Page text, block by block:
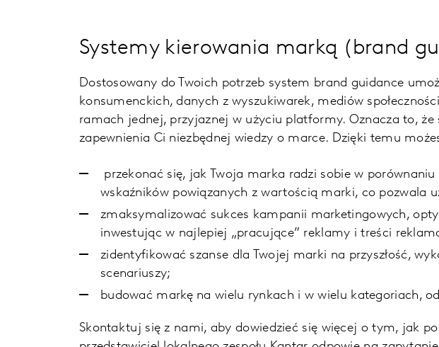
Systemy kierowania marką (brand
Dostosowany do Twoich potrzeb system brand guidance
konsumenckich, danych z wyszukiwarek, mediów
ramach jednej, przyjaznej w użyciu platformy. Oznacza to,
zapewnienia Ci niezbędnej wiedzy o marce. Dzięki temu
przekonać się, jak Twoja marka radzi sobie w
wskaźników powiązanych z wartością marki, co pozwala
zmaksymalizować sukces kampanii marketingowych,
inwestując w najlepiej „pracujące” reklamy i treści
zidentyfikować szanse dla Twojej marki na przyszłość,
scenariuszy;
budować markę na wielu rynkach i w wielu kategoriach,
Skontaktuj się z nami, aby dowiedzieć się więcej o tym, jak